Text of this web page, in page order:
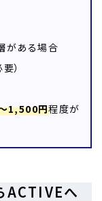
がある場合
）
1,500円程度が
ACTIVEへ